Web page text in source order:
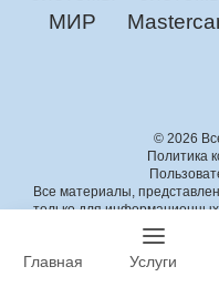
© 2026
Политика
Все материалы,
только для
предназначена для
лечения каких-либо
сайте не является заменой
Главная Услуги